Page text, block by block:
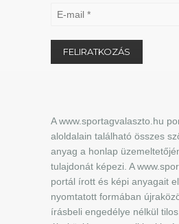
A www.sportagvalaszto.hu
aloldalain található összes
anyag a honlap
tulajdonát képezi. A
portál írott és képi anyagait
nyomtatott formában
írásbeli engedélye nélkül